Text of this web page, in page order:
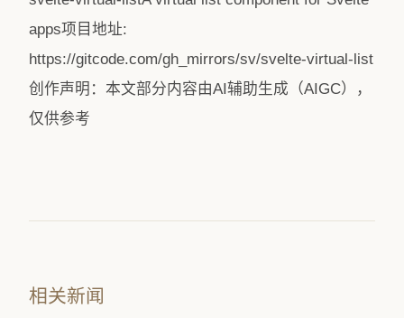
apps项目地址:
https://gitcode.com/gh_mirrors/sv/svelte-virtual-list
创作声明：本文部分内容由AI辅助生成（AIGC），
仅供参考
相关新闻